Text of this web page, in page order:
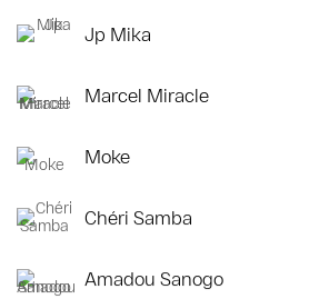
Jp Mika
Marcel Miracle
Moke
Chéri Samba
Amadou Sanogo